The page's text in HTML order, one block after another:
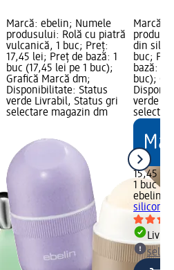
Marcă: ebelin; Numele
produsului: Rolă cu piatră
vulcanică, 1 buc; Preț:
17,45 lei; Preț de bază: 1
buc (17,45 lei pe 1 buc);
Grafică Marcă dm;
Disponibilitate: Status
verde Livrabil, Status gri
selectare magazin dm
Marcă:
din
buc;
bază: 1
buc);
verde
15,45 lei
1 buc
ebelin
silicon,